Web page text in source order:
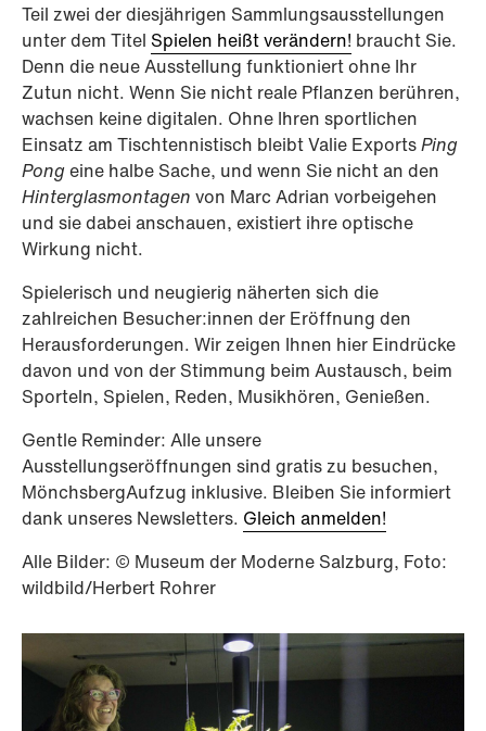
Teil zwei der diesjährigen Sammlungsausstellungen
unter dem Titel Spielen heißt verändern! braucht Sie.
Denn die neue Ausstellung funktioniert ohne Ihr
Zutun nicht. Wenn Sie nicht reale Pflanzen berühren,
wachsen keine digitalen. Ohne Ihren sportlichen
Einsatz am Tischtennistisch bleibt Valie ExportsPing
Pongeine halbe Sache, und wenn Sie nicht an den
Hinterglasmontagen von Marc Adrian vorbeigehen
und sie dabei anschauen, existiert ihre optische
Wirkung nicht.
Spielerisch und neugierig näherten sich die
zahlreichen Besucher:innen der Eröffnung den
Herausforderungen. Wir zeigen Ihnen hier Eindrücke
davon und von der Stimmung beim Austausch, beim
Sporteln, Spielen, Reden, Musikhören, Genießen.
Gentle Reminder: Alle unsere
Ausstellungseröffnungen sind gratis zu besuchen,
MönchsbergAufzug inklusive. Bleiben Sie informiert
dank unseres Newsletters. Gleich anmelden!
Alle Bilder: © Museum der Moderne Salzburg, Foto:
wildbild/Herbert Rohrer